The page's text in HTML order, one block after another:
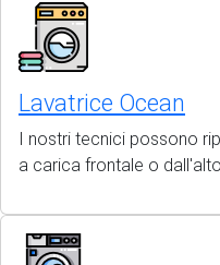
Lavatrice Ocean
I nostri tecnici possono
a carica frontale o